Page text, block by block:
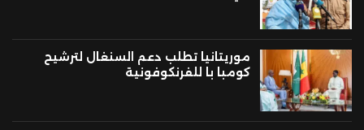
موريتانيا تطلب دعم السنغال لترشيح
كومبا با للفرنكوفونية